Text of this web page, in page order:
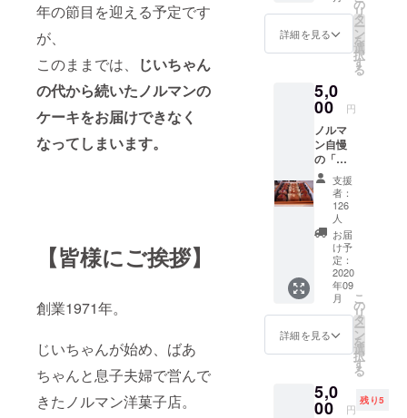
年の節目を迎える予定です
が、
このままでは、
じいちゃん
の代から続いたノルマンの
ケーキをお届けできなく
なってしまいます。
【皆様にご挨拶】
創業1971年。
じいちゃんが始め、ばあ
ちゃんと息子夫婦で営んで
きたノルマン洋菓子店。
「活動
報告」
す。
詳細を見る
の
リ
タ
ー
ン
を
選
択
す
る
5,0
00 円
ノルマ
ン自慢
の「マ
ドレー
ヌ」を
15個盛
り合わ
せと、
「フィ
ナン
シェ」
「カッ
トバウ
ム」
「オレ
「ピス
タチオ
支援
者：
126
人
お届
け予
定：
2020
年09
月
詳細を見る
こ
の
リ
タ
ー
ン
を
選
択
す
る
5,0
00 円
残り5